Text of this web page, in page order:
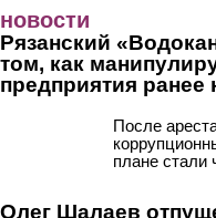
новости
Рязанский
том, как
предприятия ранее
После
плане стали
Олег Шалаев